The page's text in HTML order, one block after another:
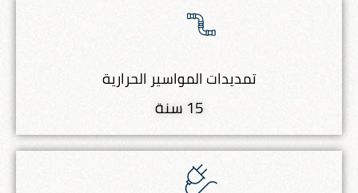
تمديدات المواسير الحرارية
15 سنة